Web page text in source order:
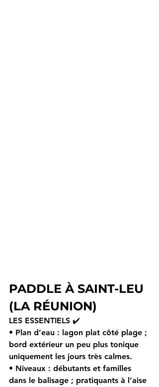
PADDLE À SAINT-LEU
(LA RÉUNION)
LES ESSENTIELS ✔️
• Plan d’eau : lagon plat côté plage ;
bord extérieur un peu plus tonique
uniquement les jours très calmes.
• Niveaux : débutants et familles
dans le balisage ; pratiquants à l’aise